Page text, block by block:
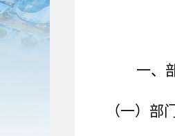
一、
（一）部